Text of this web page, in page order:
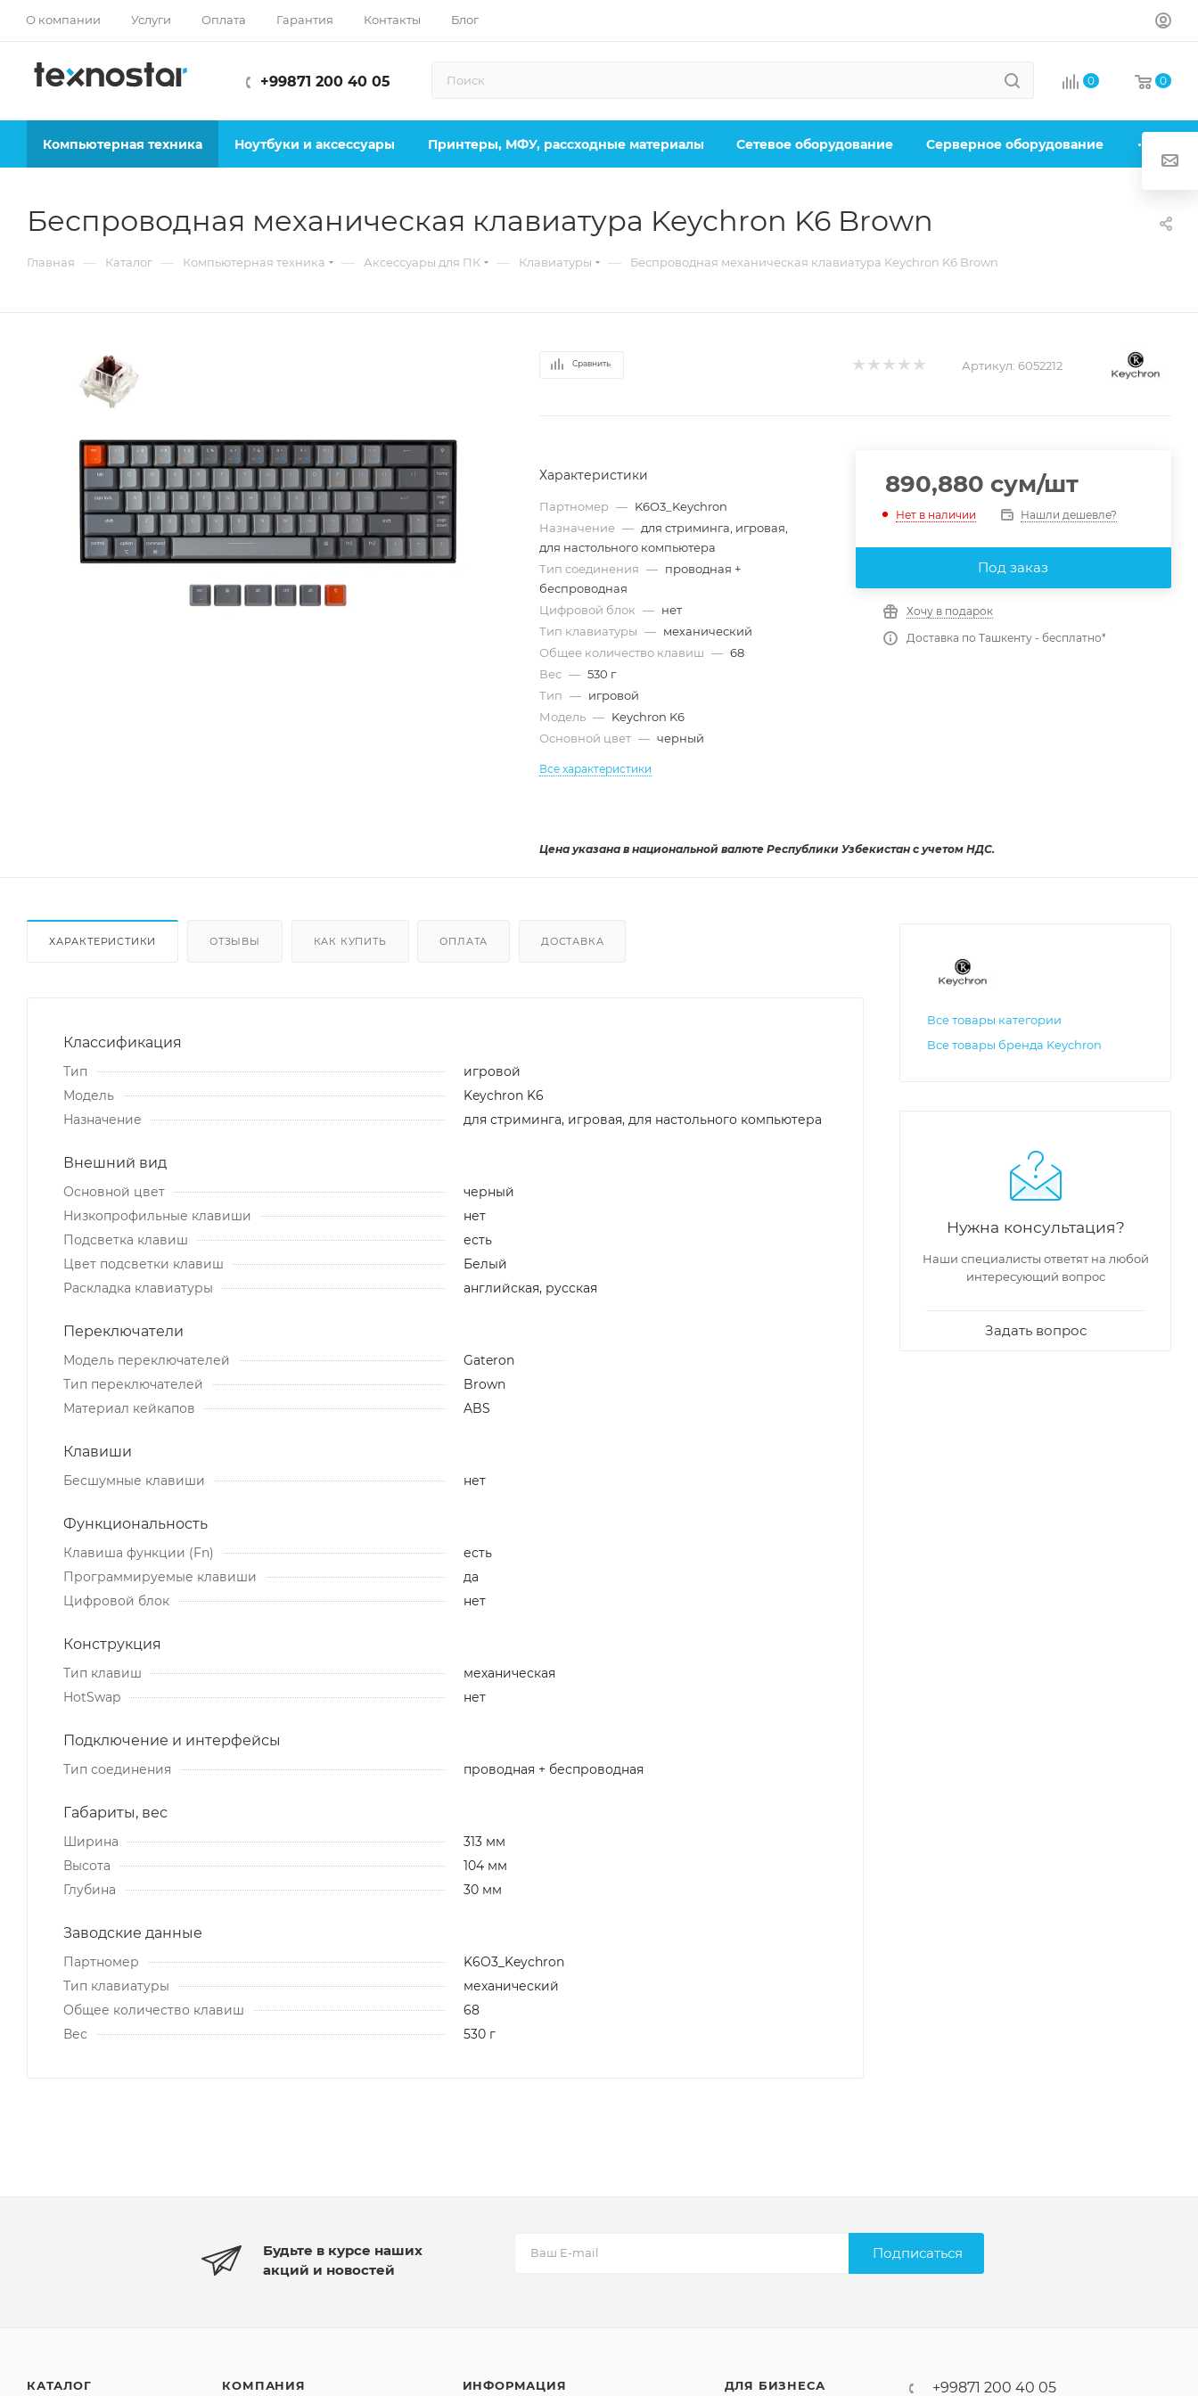
О компании Услуги Оплата Гарантия Контакты Блог
+99871 200 40 05 0 0
Компьютерная техника Ноутбуки и аксессуары Принтеры, МФУ, рассходные материалы Сетевое оборудование Серверное оборудование
Беспроводная механическая клавиатура Keychron K6 Brown
Главная — Каталог — Компьютерная техника — Аксессуары для ПК — Клавиатуры — Беспроводная механическая клавиатура Keychron K6 Brown
Сравнить Артикул: 6052212
Характеристики
Партномер — K6O3_Keychron
Назначение — для стриминга, игровая,
для настольного компьютера
Тип соединения — проводная +
беспроводная
Цифровой блок — нет
Тип клавиатуры — механический
Общее количество клавиш — 68
Вес — 530 г
Тип — игровой
Модель — Keychron K6
Основной цвет — черный
Все характеристики
890,880 сум/шт
Нет в наличии Нашли дешевле?
Под заказ
Хочу в подарок
Доставка по Ташкенту - бесплатно*
Цена указана в национальной валюте Республики Узбекистан с учетом НДС.
ХАРАКТЕРИСТИКИ ОТЗЫВЫ КАК КУПИТЬ ОПЛАТА ДОСТАВКА
Классификация
Тип
игровой
Модель
Keychron K6
Назначение
для стриминга, игровая, для настольного компьютера
Внешний вид
Основной цвет
черный
Низкопрофильные клавиши
нет
Подсветка клавиш
есть
Цвет подсветки клавиш
Белый
Раскладка клавиатуры
английская, русская
Переключатели
Модель переключателей
Gateron
Тип переключателей
Brown
Материал кейкапов
ABS
Клавиши
Бесшумные клавиши нет
Функциональность
Клавиша функции (Fn)
есть
Программируемые клавиши
да
Цифровой блок
нет
Конструкция
Тип клавиш
механическая
HotSwap
нет
Подключение и интерфейсы
Тип соединения проводная + беспроводная
Габариты, вес
Ширина
313 мм
Высота
104 мм
Глубина
30 мм
Заводские данные
Партномер
K6O3_Keychron
Тип клавиатуры
механический
Общее количество клавиш
68
Вес
530 г
Все товары категории
Все товары бренда Keychron
Нужна консультация?
Наши специалисты ответят на любой
интересующий вопрос
Задать вопрос
Будьте в курсе наших
акций и новостей
Подписаться
КАТАЛОГ КОМПАНИЯ ИНФОРМАЦИЯ ДЛЯ БИЗНЕСА +99871 200 40 05